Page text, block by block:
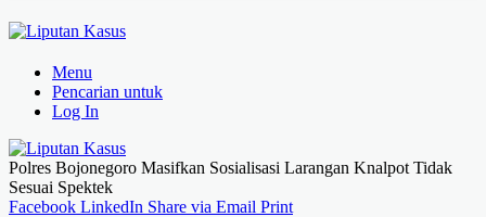
Menu
Pencarian untuk
Log In
Polres Bojonegoro Masifkan Sosialisasi Larangan Knalpot Tidak
Sesuai Spektek
Facebook LinkedIn Share via Email Print